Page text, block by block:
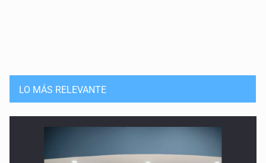
LO MÁS RELEVANTE